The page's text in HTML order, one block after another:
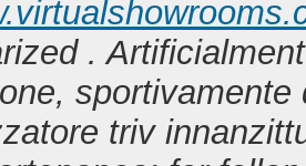
.
triv